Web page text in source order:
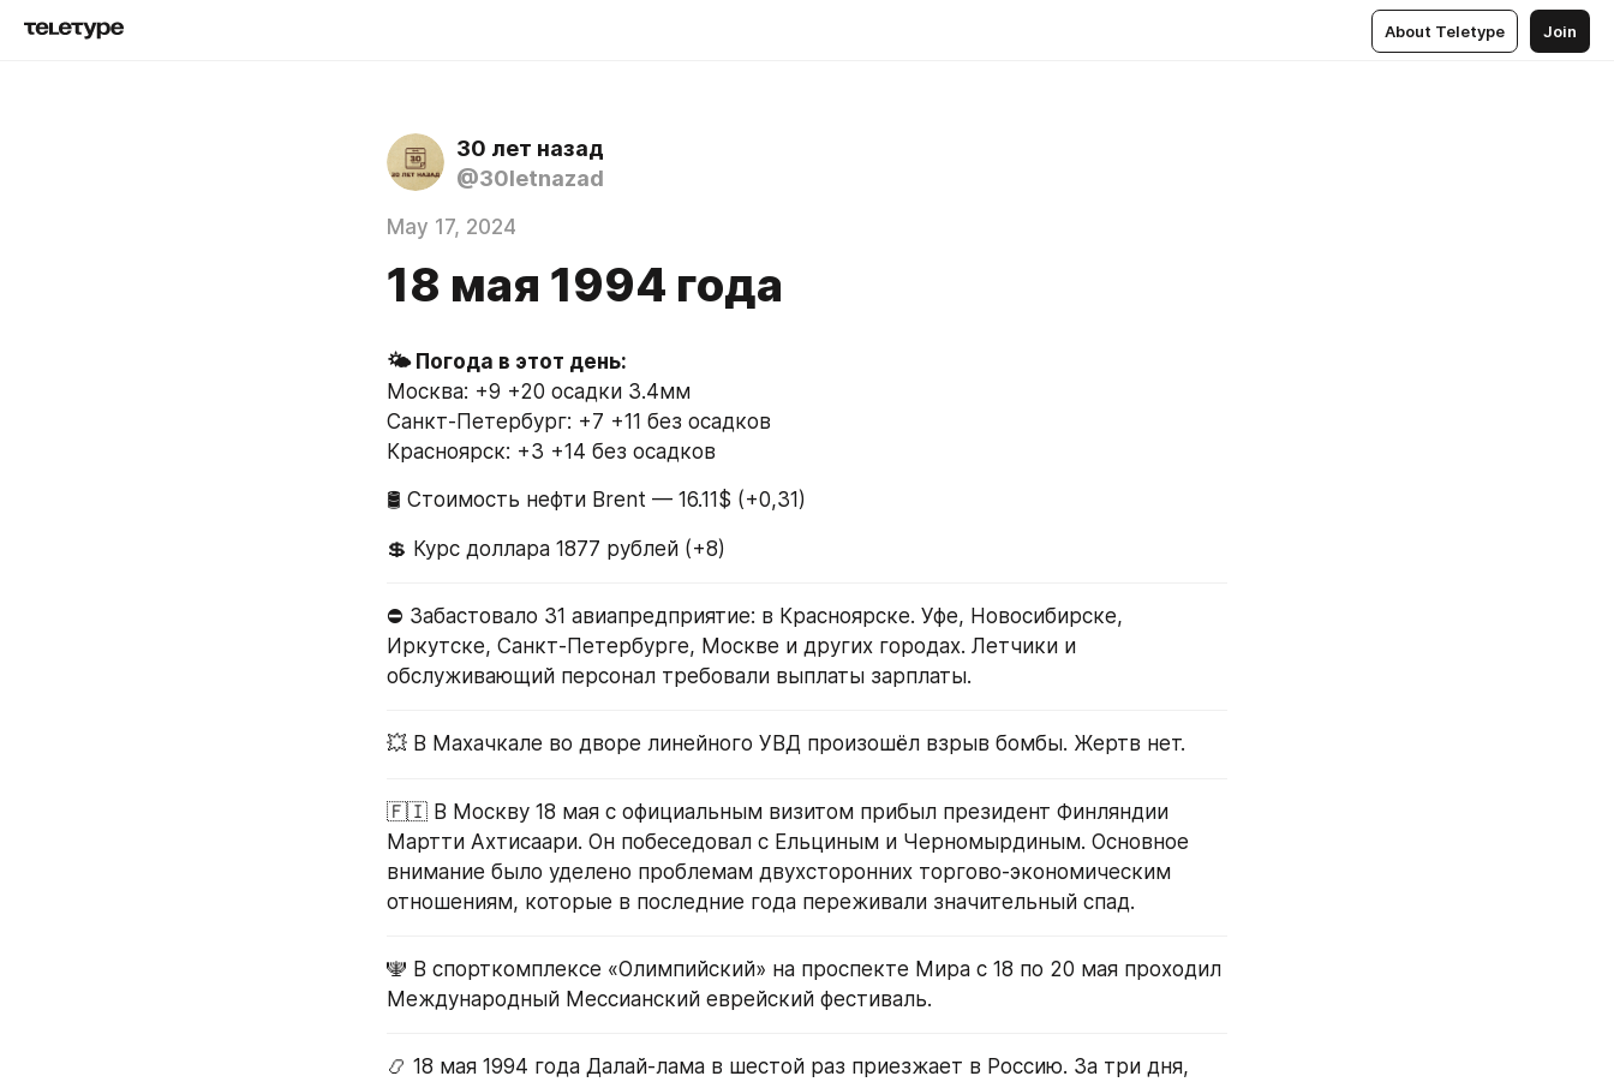
About Teletype Join
30 лет назад
@30letnazad
May 17, 2024
18 мая 1994 года
Москва: +9 +20 осадки 3.4мм
Санкт-Петербург: +7 +11 без осадков
Красноярск: +3 +14 без осадков
🛢 Стоимость нефти Brent — 16.11$ (+0,31)
💲 Курс доллара 1877 рублей (+8)
⛔️ Забастовало 31 авиапредприятие: в Красноярске. Уфе, Новосибирске,
Иркутске, Санкт-Петербурге, Москве и других городах. Летчики и
обслуживающий персонал требовали выплаты зарплаты.
💥 В Махачкале во дворе линейного УВД произошёл взрыв бомбы. Жертв нет.
🇫🇮 В Москву 18 мая с официальным визитом прибыл президент Финляндии
Мартти Ахтисаари. Он побеседовал с Ельциным и Черномырдиным. Основное
внимание было уделено проблемам двухсторонних торгово-экономическим
отношениям, которые в последние года переживали значительный спад.
🕎 В спорткомплексе «Олимпийский» на проспекте Мира с 18 по 20 мая проходил
Международный Мессианский еврейский фестиваль.
📿 18 мая 1994 года Далай-лама в шестой раз приезжает в Россию. За три дня,